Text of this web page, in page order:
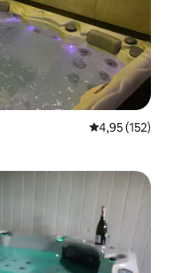
Évaluation
4,95 (152)